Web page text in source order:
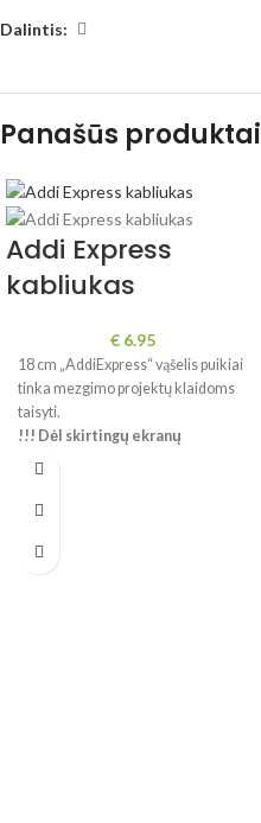
Dalintis:
Panašūs produktai
Addi Express
kabliukas
€ 6.95
18 cm „AddiExpress“ vąšelis puikiai
tinka mezgimo projektų klaidoms
taisyti.
!!! Dėl skirtingų ekranų
parametrų spalvos realybėje